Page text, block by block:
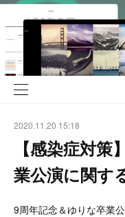
2020.11.20 15:18
【感染症対
業公演に関す
9周年記念＆ゆりな卒業